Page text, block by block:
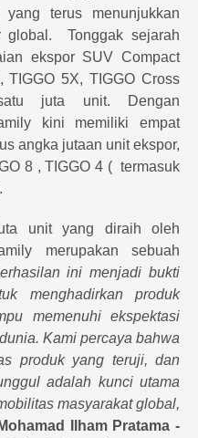
terus menunjukkan
global. Tonggak sejarah
ekspor SUV Compact
TIGGO 5X, TIGGO Cross
juta unit. Dengan
kini memiliki empat
angka jutaan unit ekspor,
8 , TIGGO 4 ( termasuk
unit yang diraih oleh
merupakan sebuah
ini menjadi bukti
menghadirkan produk
memenuhi ekspektasi
Kami percaya bahwa
produk yang teruji, dan
adalah kunci utama
masyarakat global,
Ilham Pratama -